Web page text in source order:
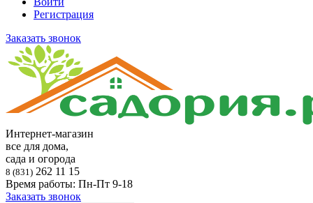
Регистрация
Заказать звонок
Интернет-магазин
все для дома,
сада и огорода
8 (831) 262 11 15
Время работы: Пн-Пт 9-18
Заказать звонок